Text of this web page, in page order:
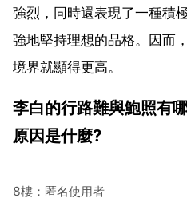
強烈，同時還表現了一種積
強地堅持理想的品格。因而
境界就顯得更高。
李白的行路難與鮑照有
原因是什麼?
8樓：匿名使用者